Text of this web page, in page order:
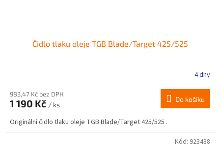
Čidlo tlaku oleje TGB Blade/Target 425/525
4 dny
983,47 Kč bez DPH
1 190 Kč / ks
Do košíku
Originální čidlo tlaku oleje TGB Blade/Target 425/525 .
Kód: 923438